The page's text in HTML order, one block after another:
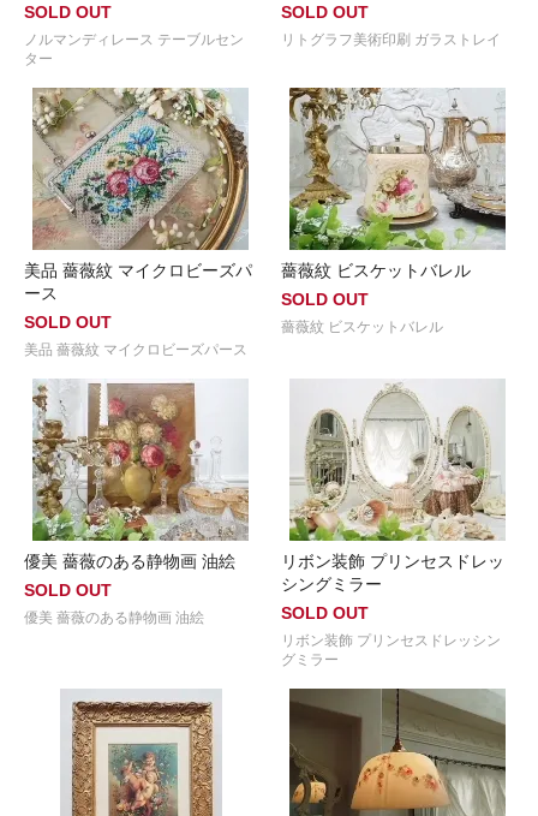
SOLD OUT
ノルマンディレース テーブルセン
ター
SOLD OUT
リトグラフ美術印刷 ガラストレイ
美品 薔薇紋 マイクロビーズパ
ース
SOLD OUT
美品 薔薇紋 マイクロビーズパース
薔薇紋 ビスケットバレル
SOLD OUT
薔薇紋 ビスケットバレル
優美 薔薇のある静物画 油絵
SOLD OUT
優美 薔薇のある静物画 油絵
リボン装飾 プリンセスドレッ
シングミラー
SOLD OUT
リボン装飾 プリンセスドレッシン
グミラー